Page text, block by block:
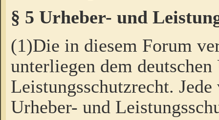
§ 5 Urheber- und
(1)Die in diesem Forum
unterliegen dem
Leistungsschutzrecht.
Urheber- und